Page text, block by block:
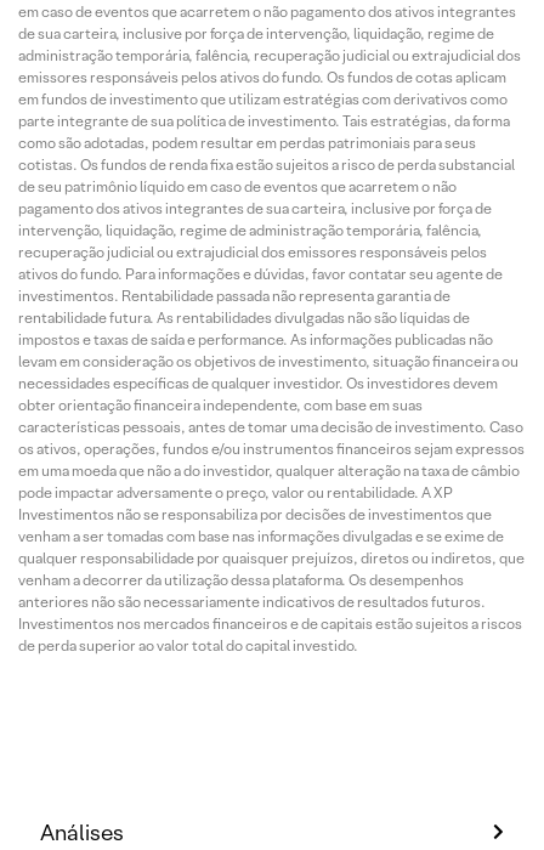
em caso de eventos que acarretem o não pagamento dos ativos integrantes
de sua carteira, inclusive por força de intervenção, liquidação, regime de
administração temporária, falência, recuperação judicial ou extrajudicial dos
emissores responsáveis pelos ativos do fundo. Os fundos de cotas aplicam
em fundos de investimento que utilizam estratégias com derivativos como
parte integrante de sua política de investimento. Tais estratégias, da forma
como são adotadas, podem resultar em perdas patrimoniais para seus
cotistas. Os fundos de renda fixa estão sujeitos a risco de perda substancial
de seu patrimônio líquido em caso de eventos que acarretem o não
pagamento dos ativos integrantes de sua carteira, inclusive por força de
intervenção, liquidação, regime de administração temporária, falência,
recuperação judicial ou extrajudicial dos emissores responsáveis pelos
ativos do fundo. Para informações e dúvidas, favor contatar seu agente de
investimentos. Rentabilidade passada não representa garantia de
rentabilidade futura. As rentabilidades divulgadas não são líquidas de
impostos e taxas de saída e performance. As informações publicadas não
levam em consideração os objetivos de investimento, situação financeira ou
necessidades específicas de qualquer investidor. Os investidores devem
obter orientação financeira independente, com base em suas
características pessoais, antes de tomar uma decisão de investimento. Caso
os ativos, operações, fundos e/ou instrumentos financeiros sejam expressos
em uma moeda que não a do investidor, qualquer alteração na taxa de câmbio
pode impactar adversamente o preço, valor ou rentabilidade. A XP
Investimentos não se responsabiliza por decisões de investimentos que
venham a ser tomadas com base nas informações divulgadas e se exime de
qualquer responsabilidade por quaisquer prejuízos, diretos ou indiretos, que
venham a decorrer da utilização dessa plataforma. Os desempenhos
anteriores não são necessariamente indicativos de resultados futuros.
Investimentos nos mercados financeiros e de capitais estão sujeitos a riscos
de perda superior ao valor total do capital investido.
Análises